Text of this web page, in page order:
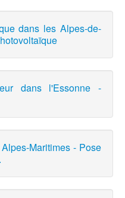
dans les Alpes-de-
dans l'Essonne -
Maritimes - Pose